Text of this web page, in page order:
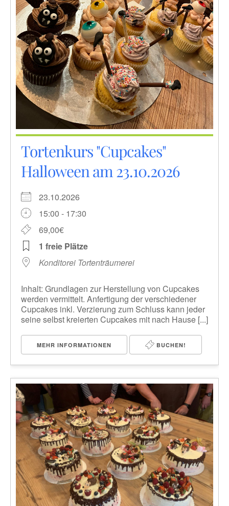
Tortenkurs "Cupcakes"
Halloween am 23.10.2026
23.10.2026
15:00 - 17:30
69,00€
1 freie Plätze
Konditorei Tortenträumerei
Inhalt: Grundlagen zur Herstellung von Cupcakes
werden vermittelt. Anfertigung der verschiedener
Cupcakes inkl. Verzierung zum Schluss kann jeder
seine selbst kreierten Cupcakes mit nach Hause [...]
MEHR INFORMATIONEN BUCHEN!